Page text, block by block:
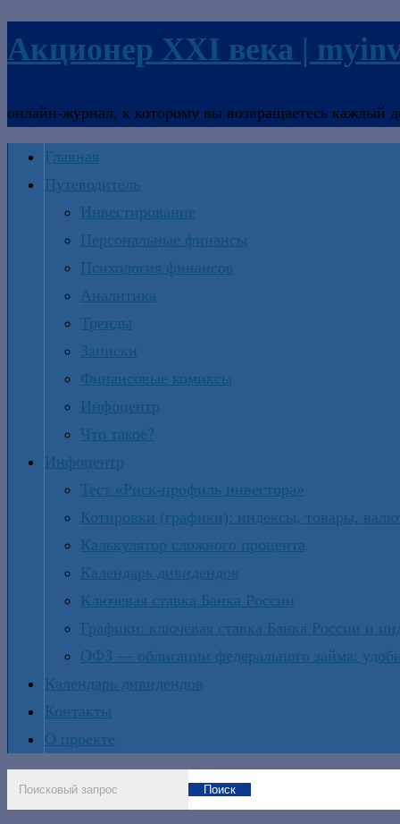
Акционер XXI века |
онлайн-журнал, к которому вы возвращаетесь каждый
Главная
Путеводитель
Инвестирование
Персональные финансы
Психология финансов
Аналитика
Тренды
Записки
Финансовые комиксы
Инфоцентр
Что такое?
Инфоцентр
Тест «Риск-профиль инвестора»
Котировки (графики): индексы, товары,
Калькулятор сложного процента
Календарь дивидендов
Ключевая ставка Банка России
Графики: ключевая ставка Банка России и
ОФЗ — облигации федерального займа:
Календарь дивидендов
Контакты
О проекте
Поиск